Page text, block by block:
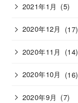
2021年1月 (5)
2020年12月 (17)
2020年11月 (14)
2020年10月 (16)
2020年9月 (7)